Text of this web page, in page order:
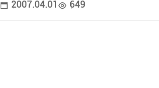
2007.04.01 649